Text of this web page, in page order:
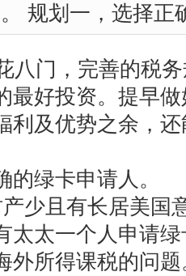
规划一，选择正
八门，完善的税
最好投资。提早
利及优势之余，
绿卡申请人。
少且有长居美国
太太一个人申请
外所得课税的问题